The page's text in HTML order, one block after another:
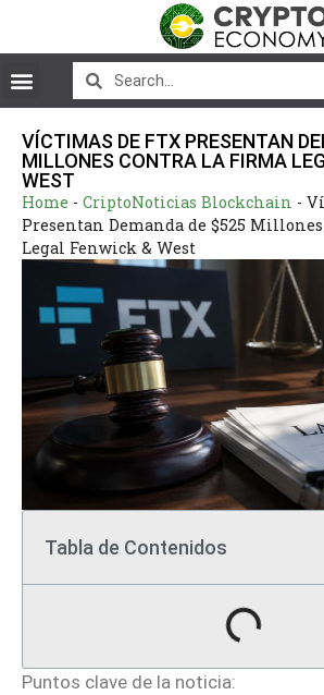
VÍCTIMAS DE FTX PRESENTAN
MILLONES CONTRA LA FIRMA
WEST
Home - CriptoNoticias Blockchain -
Presentan Demanda de $525
Legal Fenwick & West
Tabla de Contenidos
Puntos clave de la noticia: